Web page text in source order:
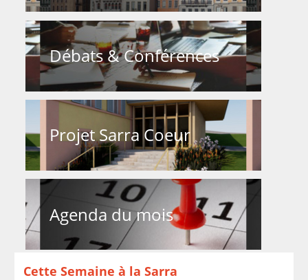
Débats & Conférences
Projet Sarra Coeur
Agenda du mois
Cette Semaine à la Sarra